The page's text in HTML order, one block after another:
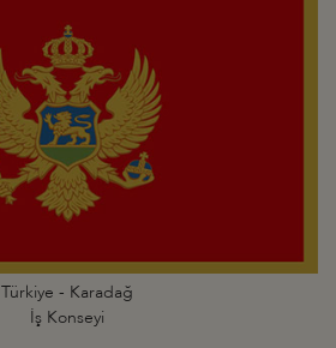
Türkiye - Karadağ
İş Konseyi